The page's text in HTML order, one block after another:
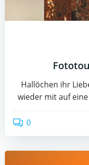
Hallöchen ihr
wieder mit auf
0